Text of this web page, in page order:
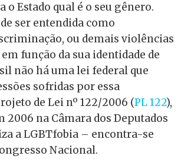
o Estado qual é o seu gênero.
ser entendida como
ou demais violências
função da sua identidade de
não há uma lei federal que
sofridas por essa
de Lei nº 122/2006 (PL 122),
2006 na Câmara dos Deputados
a LGBTfobia – encontra-se
Nacional.